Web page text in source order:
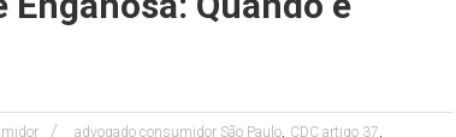
advogado consumidor São Paulo, CDC artigo 37,